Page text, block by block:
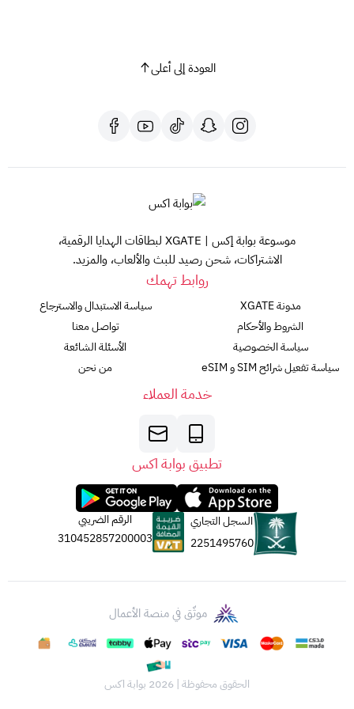
العودة إلى أعلى
موسوعة بوابة إكس | XGATE لبطاقات الهدايا الرقمية،
الاشتراكات، شحن رصيد للبث والألعاب، والمزيد.
روابط تهمك
مدونة XGATE
الشروط والأحكام
سياسة الخصوصية
سياسة تفعيل شرائح SIM و eSIM
سياسة الاستبدال والاسترجاع
تواصل معنا
الأسئلة الشائعة
من نحن
خدمة العملاء
تطبيق بوابة اكس
السجل التجاري
2251495760
الرقم الضريبي
310452857200003
موثّق في منصة الأعمال
الحقوق محفوظة | 2026 بوابة اكس